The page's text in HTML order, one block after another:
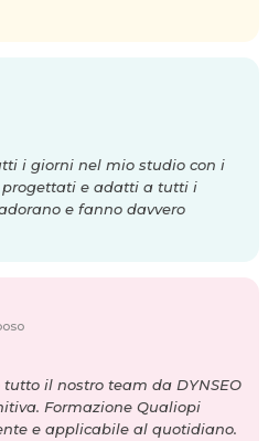
i giorni nel mio studio con i
progettati e adatti a tutti i
e fanno davvero
il nostro team da DYNSEO
Formazione Qualiopi
e applicabile al quotidiano.